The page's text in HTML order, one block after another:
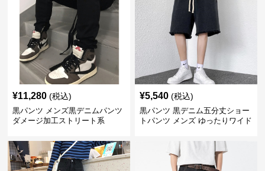
¥11,280 (税込)
黒パンツ メンズ黒デニムパンツ
ダメージ加工ストリート系
¥5,540 (税込)
黒パンツ 黒デニム五分丈ショー
トパンツ メンズ ゆったりワイド